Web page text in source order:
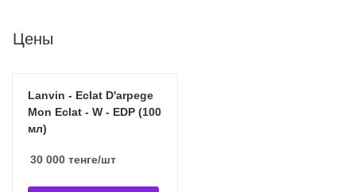
Цены
Lanvin - Eclat D'arpege
Mon Eclat - W - EDP (100
мл)
30 000 тенге/шт